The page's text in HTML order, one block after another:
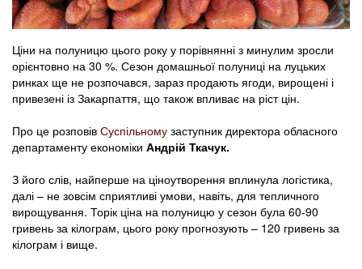
Ціни на полуницю цього року у порівнянні з минулим зросли
орієнтовно на 30 %. Сезон домашньої полуниці на луцьких
ринках ще не розпочався, зараз продають ягоди, вирощені і
привезені із Закарпаття, що також впливає на ріст цін.
Про це розповів Суспільному заступник директора обласного
департаменту економіки Андрій Ткачук.
З його слів, найперше на ціноутворення вплинула логістика,
далі – не зовсім сприятливі умови, навіть, для тепличного
вирощування. Торік ціна на полуницю у сезон була 60-90
гривень за кілограм, цього року прогнозують – 120 гривень за
кілограм і вище.